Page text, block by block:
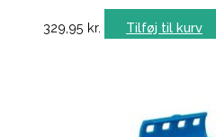
329,95 kr. Tilføj til kurv